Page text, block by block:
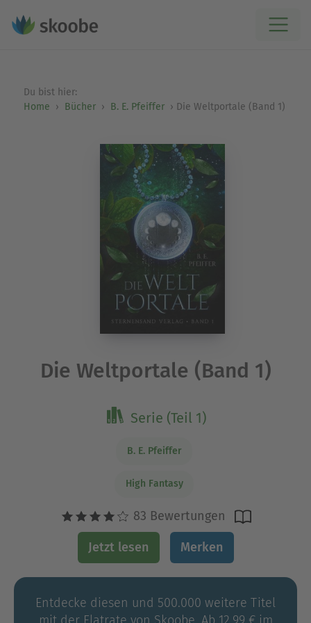
Du bist hier:
Home
Bücher B. E. Pfeiffer Die Weltportale (Band 1)
Die Weltportale (Band 1)
Serie (Teil 1)
B. E. Pfeiffer
High Fantasy
83 Bewertungen
Jetzt lesen Merken
Entdecke diesen und 500.000 weitere Titel
mit der Flatrate von Skoobe. Ab 12,99 € im